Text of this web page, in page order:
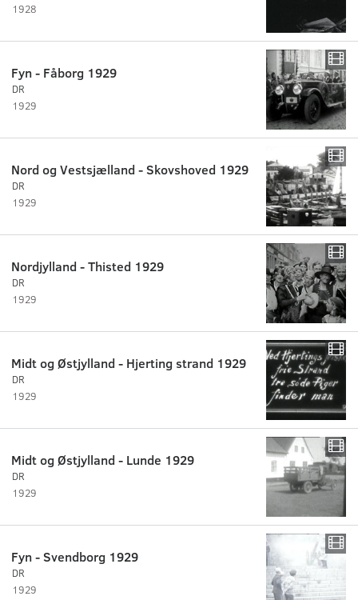
1928
Fyn - Fåborg 1929
DR
1929
Nord og Vestsjælland - Skovshoved 1929
DR
1929
Nordjylland - Thisted 1929
DR
1929
Midt og Østjylland - Hjerting strand 1929
DR
1929
Midt og Østjylland - Lunde 1929
DR
1929
Fyn - Svendborg 1929
DR
1929